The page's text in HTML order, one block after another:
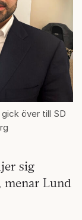
över till SD
sig
menar Lund